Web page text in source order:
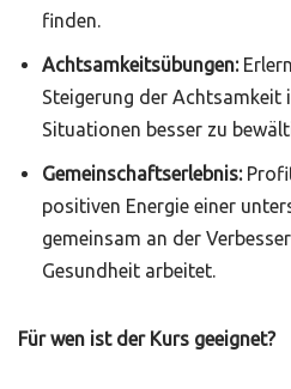
finden.
Achtsamkeitsübungen:
Steigerung der Achtsamkeit
Situationen besser zu
Gemeinschaftserlebnis:
positiven Energie einer
gemeinsam an der
Gesundheit arbeitet.
Für wen ist der Kurs geeignet?